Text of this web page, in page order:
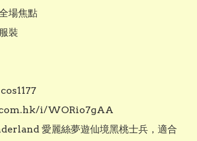
場焦點
裝
i/WORio7gAA
愛麗絲夢遊仙境黑桃士兵，適合